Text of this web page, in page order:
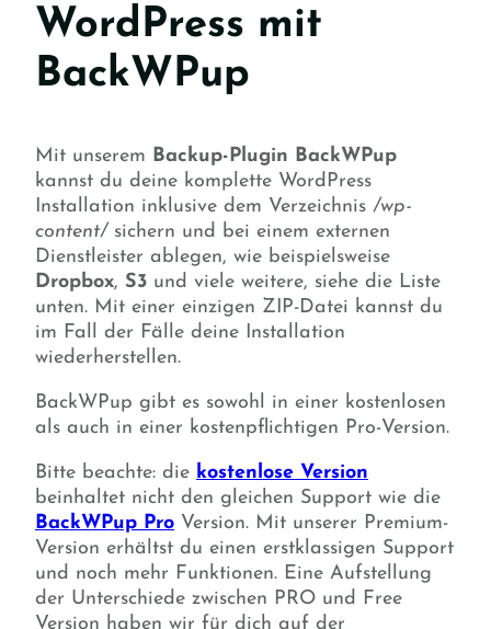
WordPress mit
BackWPup
Mit unserem Backup-Plugin BackWPup
kannst du deine komplette WordPress
Installation inklusive dem Verzeichnis /wp-
content/ sichern und bei einem externen
Dienstleister ablegen, wie beispielsweise
Dropbox, S3 und viele weitere, siehe die Liste
unten. Mit einer einzigen ZIP-Datei kannst du
im Fall der Fälle deine Installation
wiederherstellen.
BackWPup gibt es sowohl in einer kostenlosen
als auch in einer kostenpflichtigen Pro-Version.
Bitte beachte: die kostenlose Version
beinhaltet nicht den gleichen Support wie die
BackWPup Pro Version. Mit unserer Premium-
Version erhältst du einen erstklassigen Support
und noch mehr Funktionen. Eine Aufstellung
der Unterschiede zwischen PRO und Free
Version haben wir für dich auf der